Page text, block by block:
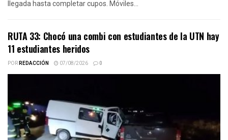
llegada hasta completar cupos. Móviles...
RUTA 33: Chocó una combi con estudiantes de la UTN hay
11 estudiantes heridos
PORREDACCIÓN 07/08/2026 0